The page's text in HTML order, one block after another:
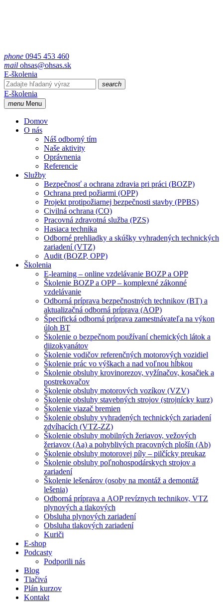
phone 0945 453 460
mail ohsas@ohsas.sk
E-školenia
search
E-školenia
menu Menu
Domov
O nás
Náš odborný tím
Naše aktivity
Oprávnenia
Referencie
Služby
Bezpečnosť a ochrana zdravia pri práci (BOZP)
Ochrana pred požiarmi (OPP)
Projekt protipožiarnej bezpečnosti stavby (PPBS)
Civilná ochrana (CO)
Pracovná zdravotná služba (PZS)
Hasiaca technika
Odborné prehliadky a skúšky vyhradených technických
zariadení (VTZ)
Audit (BOZP, OPP)
Školenia
E-learning – online vzdelávanie BOZP a OPP
Školenie BOZP a OPP – komplexné zákonné
vzdelávanie
Odborná príprava bezpečnostných technikov (BT) a
aktualizačná odborná príprava (AOP)
Špecifická odborná príprava zamestnávateľa na výkon
úloh BT
Školenie o bezpečnom používaní chemických látok a
diizokyanátov
Školenie vodičov referenčných motorových vozidiel
Školenie prác vo výškach a nad voľnou hĺbkou
Školenie obsluhy krovinorezov, vyžínačov, kosačiek a
postrekovačov
Školenie obsluhy motorových vozíkov (VZV)
Školenie obsluhy stavebných strojov (strojnícky kurz)
Školenie viazač bremien
Školenie obsluhy vyhradených technických zariadení
zdvíhacích (VTZ-ZZ)
Školenie obsluhy mobilných žeriavov, vežových
žeriavov (Aa) a pohyblivých pracovných plošín (Ab)
Školenie obsluhy motorovej píly – pilčícky preukaz
Školenie obsluhy poľnohospodárskych strojov a
zariadení
Školenie lešenárov (osoby na montáž a demontáž
lešenia)
Odborná príprava a AOP revíznych technikov, VTZ
plynových a tlakových
Obsluha plynových zariadení
Obsluha tlakových zariadení
Kuriči
E-shop
Podcasty
Podporili nás
Blog
Tlačivá
Plán kurzov
Kontakt